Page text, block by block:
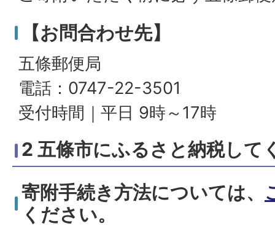
【お問合わせ先】
五條郵便局
電話：0747-22-3501
受付時間｜平日 9時～17時
2 五條市にふるさと納税して
寄附手続き方法については、
ください。